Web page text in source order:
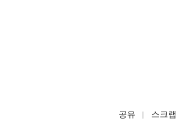
공유 스크랩